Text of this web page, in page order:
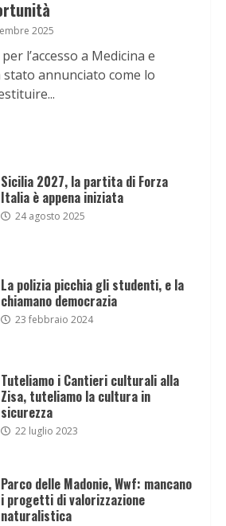
2025
l’accesso a Medicina e
annunciato come lo
Sicilia 2027, la partita di Forza
Italia è appena iniziata
24 agosto 2025
La polizia picchia gli studenti, e la
chiamano democrazia
23 febbraio 2024
Tuteliamo i Cantieri culturali alla
Zisa, tuteliamo la cultura in
sicurezza
22 luglio 2023
Parco delle Madonie, Wwf: mancano
i progetti di valorizzazione
naturalistica